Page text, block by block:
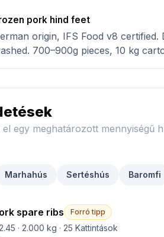
pork hind feet
origin, IFS Food v8 certified. Dehaired, singed and
700–900g pieces, 10 kg cartons.
el egy meghatározott mennyiségű
Marhahús Sertéshús Baromfi
spare ribs Forró tipp
· 2.000 kg · 25 Kattintások